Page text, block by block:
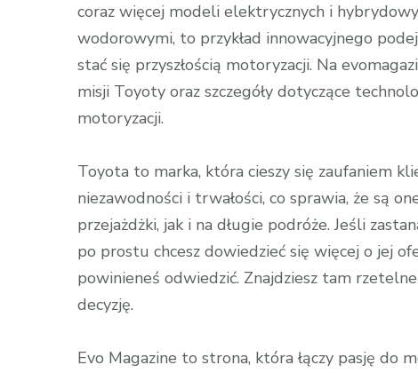
coraz więcej modeli elektrycznych i
wodorowymi, to przykład innowacyjnego
stać się przyszłością motoryzacji. Na
misji Toyoty oraz szczegóły dotyczące
motoryzacji.
Toyota to marka, która cieszy się zaufaniem
niezawodności i trwałości, co sprawia, że są
przejażdżki, jak i na długie podróże. Jeśli
po prostu chcesz dowiedzieć się więcej o jej
powinieneś odwiedzić. Znajdziesz tam
decyzję.
Evo Magazine to strona, która łączy pasję do